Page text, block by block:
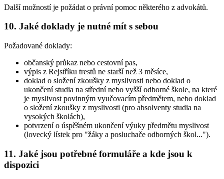
Další možností je požádat o právní pomoc některého z advokátů.
10. Jaké doklady je nutné mít s sebou
Požadované doklady:
občanský průkaz nebo cestovní pas,
výpis z Rejstříku trestů ne starší než 3 měsíce,
doklad o složení zkoušky z myslivosti nebo doklad o
ukončení studia na střední nebo vyšší odborné škole, na které
je myslivost povinným vyučovacím předmětem, nebo doklad
o složení zkoušky z myslivosti (pro absolventy studia na
vysokých školách),
potvrzení o úspěšném ukončení výuky předmětu myslivost
(lovecký lístek pro "žáky a posluchače odborných škol...").
11. Jaké jsou potřebné formuláře a kde jsou k
dispozici